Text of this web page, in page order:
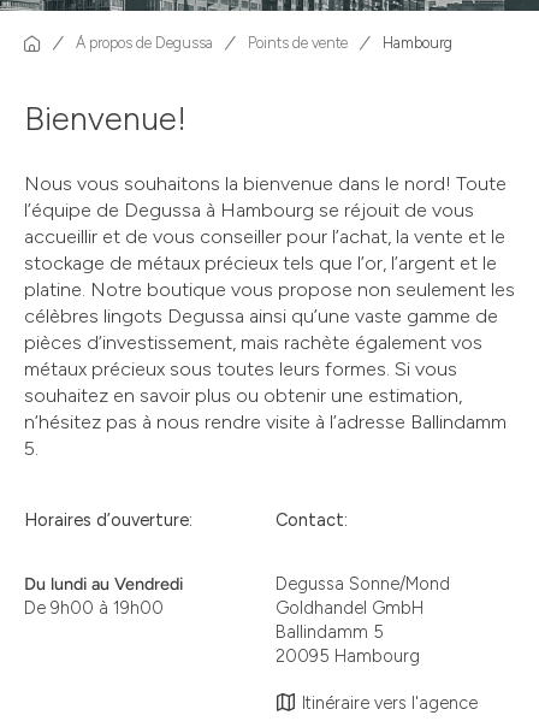
À propos de Degussa Points de vente Hambourg
Bienvenue!
Nous vous souhaitons la bienvenue dans le nord! Toute
l’équipe de Degussa à Hambourg se réjouit de vous
accueillir et de vous conseiller pour l’achat, la vente et le
stockage de métaux précieux tels que l’or, l’argent et le
platine. Notre boutique vous propose non seulement les
célèbres lingots Degussa ainsi qu’une vaste gamme de
pièces d’investissement, mais rachète également vos
métaux précieux sous toutes leurs formes. Si vous
souhaitez en savoir plus ou obtenir une estimation,
n’hésitez pas à nous rendre visite à l’adresse Ballindamm
5.
Horaires d’ouverture:
Du lundi au Vendredi
De 9h00 à 19h00
Contact:
Degussa Sonne/Mond
Goldhandel GmbH
Ballindamm 5
20095 Hambourg
Itinéraire vers l'agence